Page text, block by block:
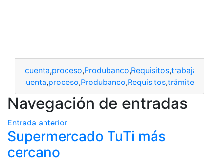
cuenta,proceso,Produbanco,Requisitos,trabaja con
cuenta,proceso,Produbanco,Requisitos,trámite
Navegación de entradas
Entrada anterior
Supermercado TuTi más
cercano